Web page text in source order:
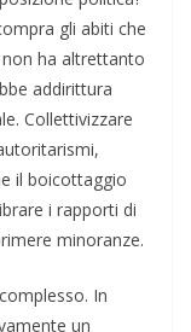
gli abiti che
ha altrettanto
addirittura
Collettivizzare
il boicottaggio
i rapporti di
minoranze.
In
un